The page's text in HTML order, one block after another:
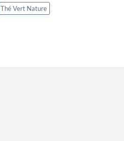
Thé Vert Nature